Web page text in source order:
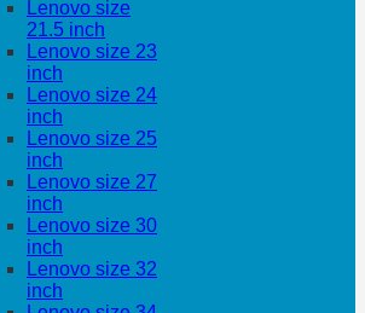
Lenovo size
21.5 inch
Lenovo size 23
inch
Lenovo size 24
inch
Lenovo size 25
inch
Lenovo size 27
inch
Lenovo size 30
inch
Lenovo size 32
inch